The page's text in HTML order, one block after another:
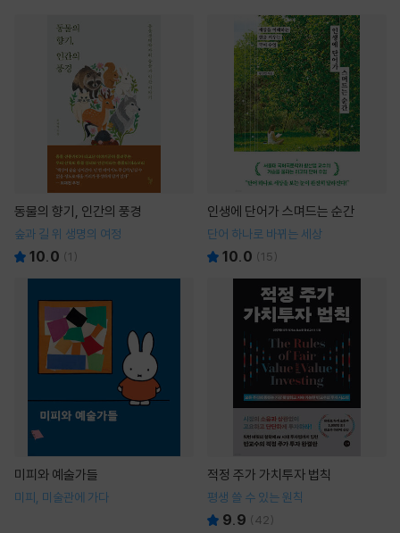
동물의 향기, 인간의 풍경
숲과 길 위 생명의 여정
10.0 (1 )
인생에 단어가 스며드는 순간
단어 하나로 바뀌는 세상
10.0 (15)
미피와 예술가들
미피, 미술관에 가다
적정 주가 가치투자 법칙
평생 쓸 수 있는 원칙
9.9 (42)